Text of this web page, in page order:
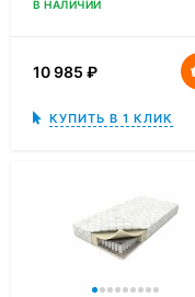
В НАЛИЧИИ
10 985 ₽
КУПИТЬ В 1 КЛИК